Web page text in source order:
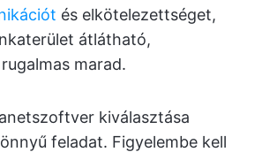
és elkötelezettséget,
átlátható,
marad.
kiválasztása
feladat. Figyelembe kell